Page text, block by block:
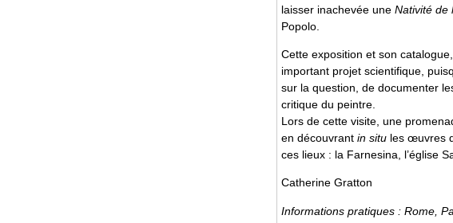
laisser inachevée une Nativité de
Popolo.
Cette exposition et son
important projet scientifique,
sur la question, de documenter
critique du peintre.
Lors de cette visite, une
en découvrant in situ les œuvres
ces lieux : la Farnesina, l’église
Catherine Gratton
Informations pratiques : Rome,